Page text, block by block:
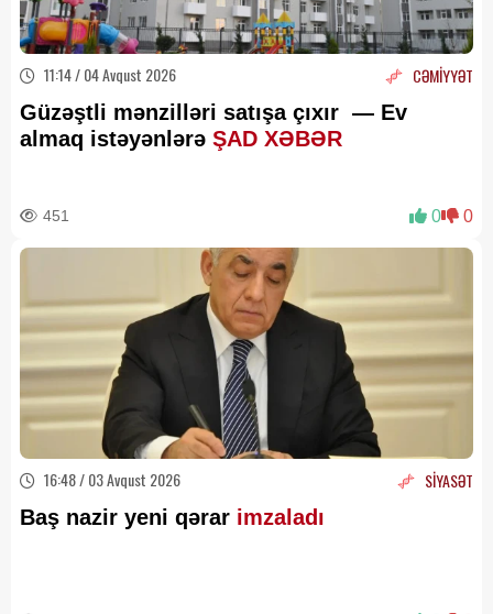
11:14 / 04 Avqust 2026 CƏMİYYƏT
Güzəştli mənzilləri satışa çıxır — Ev
almaq istəyənlərə ŞAD XƏBƏR
451 0 0
16:48 / 03 Avqust 2026 SİYASƏT
Baş nazir yeni qərar imzaladı